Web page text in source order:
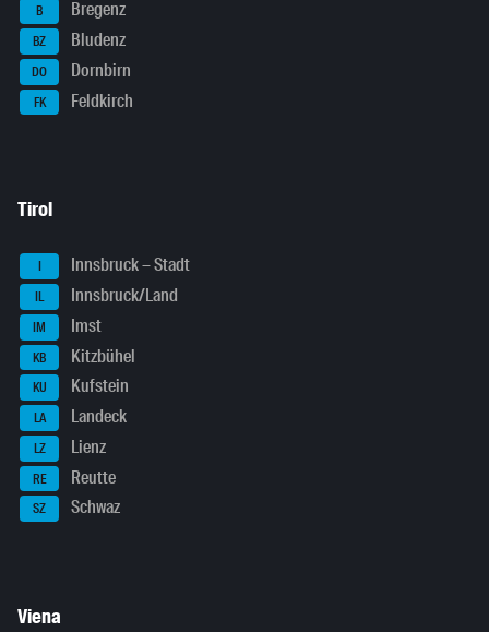
B Bregenz
BZ Bludenz
DO Dornbirn
FK Feldkirch
Tirol
I Innsbruck – Stadt
IL Innsbruck/Land
IM Imst
KB Kitzbühel
KU Kufstein
LA Landeck
LZ Lienz
RE Reutte
SZ Schwaz
Viena